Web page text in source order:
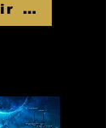
En savoir Plus